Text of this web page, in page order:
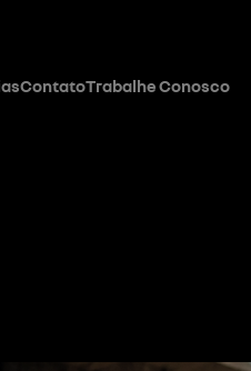
ContatoTrabalhe Conosco